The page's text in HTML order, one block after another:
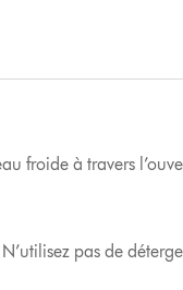
froide à travers
N’utilisez pas de